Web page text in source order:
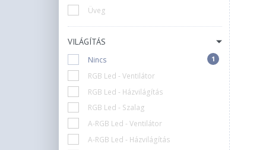
Sharkoon
Spirit Of Gamer
+34
Üveg
VILÁGÍTÁS
Nincs 1
RGB Led - Ventilátor
RGB Led - Házvilágítás
RGB Led - Szalag
A-RGB Led - Ventilátor
A-RGB Led - Házvilágítás